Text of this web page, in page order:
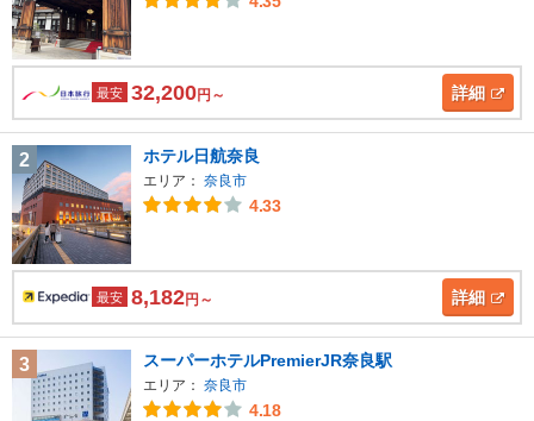
最安 32,200円～ 詳細
2 ホテル日航奈良
エリア： 奈良市
4.33
最安 8,182円～ 詳細
3 スーパーホテルPremierJR奈良駅
エリア： 奈良市
4.18